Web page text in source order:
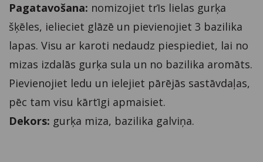
Pagatavošana: nomizojiet trīs lielas gurķa
šķēles, ielieciet glāzē un pievienojiet 3 bazilika
lapas. Visu ar karoti nedaudz piespiediet, lai no
mizas izdalās gurķa sula un no bazilika aromāts.
Pievienojiet ledu un ielejiet pārējās sastāvdaļas,
pēc tam visu kārtīgi apmaisiet.
Dekors: gurķa miza, bazilika galviņa.